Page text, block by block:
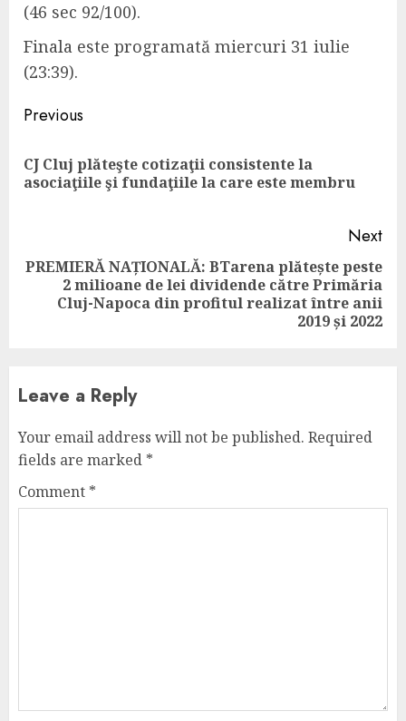
(46 sec 92/100).
Finala este programată miercuri 31 iulie
(23:39).
Continue
Reading
Previous
CJ Cluj plăteşte cotizaţii consistente la
asociaţiile şi fundaţiile la care este membru
Next
post:
PREMIERĂ NAȚIONALĂ: BTarena plătește peste
2 milioane de lei dividende către Primăria
Cluj-Napoca din profitul realizat între anii
2019 și 2022
Leave a Reply
Your email address will not be published. Required
fields are marked *
Comment *